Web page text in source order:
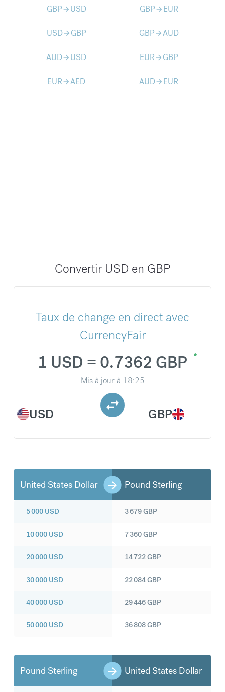
GBParrow_forward USD GBParrow_forward EUR
USDarrow_forward GBP GBParrow_forwardAUD
AUDarrow_forward USD EURarrow_forward GBP
EURarrow_forwardAED AUDarrow_forward EUR
Convertir USD en GBP
Taux de change en direct avec
CurrencyFair
USD
1 USD = 0.7362 GBP
Mis à jour à 18:25
GBP
United States Dollar Pound Sterling
5 000 USD
10 000 USD
20 000 USD
30 000 USD
40 000 USD
50 000 USD
3 679GBP
7 360GBP
14 722GBP
22 084GBP
29 446GBP
36 808GBP
Pound Sterling United States Dollar